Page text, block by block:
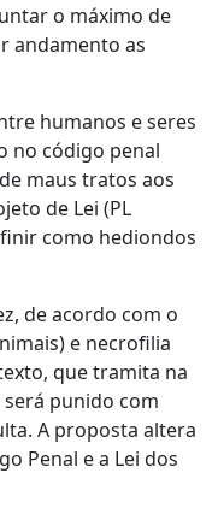
o máximo de
andamento as
humanos e seres
no código penal
maus tratos aos
de Lei (PL
como hediondos
de acordo com o
e necrofilia
que tramita na
punido com
A proposta altera
Penal e a Lei dos